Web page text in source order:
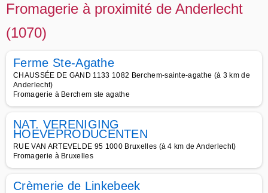
Fromagerie à proximité de Anderlecht
(1070)
Ferme Ste-Agathe
CHAUSSÉE DE GAND 1133 1082 Berchem-sainte-agathe (à 3 km de
Anderlecht)
Fromagerie à Berchem ste agathe
NAT. VERENIGING
HOEVEPRODUCENTEN
RUE VAN ARTEVELDE 95 1000 Bruxelles (à 4 km de Anderlecht)
Fromagerie à Bruxelles
Crèmerie de Linkebeek